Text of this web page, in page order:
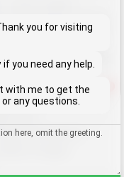
na ukubwa tofauti
ya uzalishaji.
karibu sentimita
kan variera
och
inkluderar
färgen
Wechat
Chat
you for visiting
you need any help.
with me to get the
any questions.